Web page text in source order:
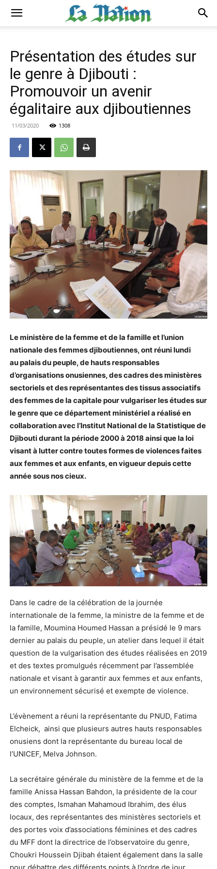
Présentation des études sur
le genre à Djibouti :
Promouvoir un avenir
égalitaire aux djiboutiennes
11/03/2020 1308
Le ministère de la femme et de la famille et l’union
nationale des femmes djiboutiennes, ont réuni lundi
au palais du peuple, de hauts responsables
d’organisations onusiennes, des cadres des ministères
sectoriels et des représentantes des tissus associatifs
des femmes de la capitale pour vulgariser les études sur
le genre que ce département ministériel a réalisé en
collaboration avec l’Institut National de la Statistique de
Djibouti durant la période 2000 à 2018 ainsi que la loi
visant à lutter contre toutes formes de violences faites
aux femmes et aux enfants, en vigueur depuis cette
année sous nos cieux.
Dans le cadre de la célébration de la journée
internationale de la femme, la ministre de la femme et de
la famille, Moumina Houmed Hassan a présidé le 9 mars
dernier au palais du peuple, un atelier dans lequel il était
question de la vulgarisation des études réalisées en 2019
et des textes promulgués récemment par l’assemblée
nationale et visant à garantir aux femmes et aux enfants,
un environnement sécurisé et exempte de violence.
L’évènement a réuni la représentante du PNUD, Fatima
Elcheick, ainsi que plusieurs autres hauts responsables
onusiens dont la représentante du bureau local de
l’UNICEF, Melva Johnson.
La secrétaire générale du ministère de la femme et de la
famille Anissa Hassan Bahdon, la présidente de la cour
des comptes, Ismahan Mahamoud Ibrahim, des élus
locaux, des représentantes des ministères sectoriels et
des portes voix d’associations féminines et des cadres
du MFF dont la directrice de l’observatoire du genre,
Choukri Houssein Djibah étaient également dans la salle
pour débattre des différents points à l’ordre de jour.